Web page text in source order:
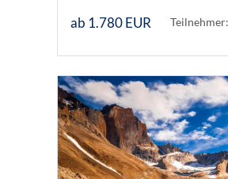
ab 1.780 EUR